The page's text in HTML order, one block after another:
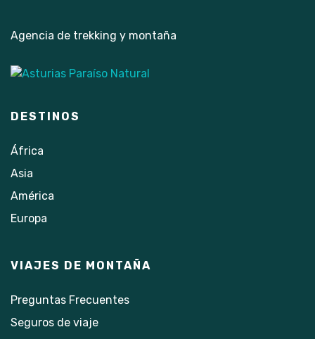
Agencia de trekking y montaña
DESTINOS
África
Asia
América
Europa
VIAJES DE MONTAÑA
Preguntas Frecuentes
Seguros de viaje